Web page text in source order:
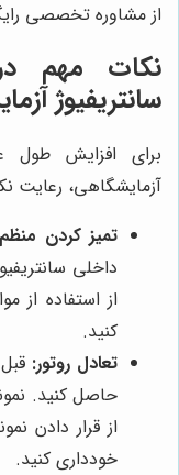
از مشاوره تخصصی
نکات مهم
سانتریفیوژ
برای افزایش طول
آزمایشگاهی، رعایت
تمیز کردن
داخلی
از استفاده از
کنید.
تعادل روتور:
حاصل کنید.
از قرار دادن
خودداری کنید.